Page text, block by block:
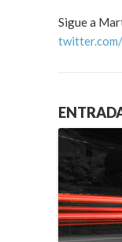
Sigue a